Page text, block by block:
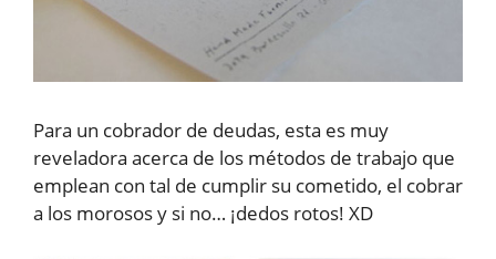
Para un cobrador de deudas, esta es muy
reveladora acerca de los métodos de trabajo que
emplean con tal de cumplir su cometido, el cobrar
a los morosos y si no… ¡dedos rotos! XD